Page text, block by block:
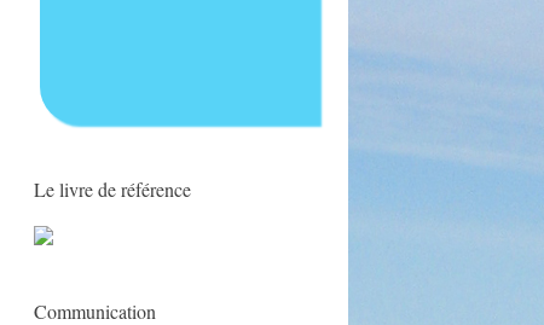
Le livre de référence
Communication